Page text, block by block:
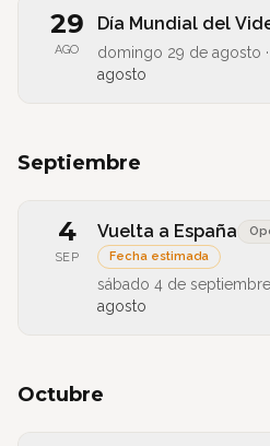
29
AGO
Día Mundial del
domingo 29 de agosto ·
agosto
Septiembre
4
SEP
Vuelta a España
Fecha estimada
sábado 4 de septiembre
agosto
Octubre